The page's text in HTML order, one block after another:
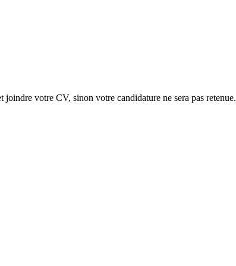
votre CV, sinon votre candidature ne sera pas retenue.